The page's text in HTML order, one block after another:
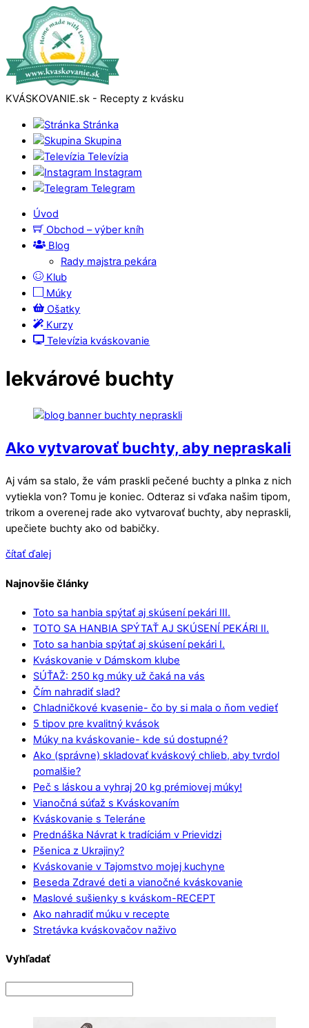
KVÁSKOVANIE.sk - Recepty z kvásku
Stránka
Skupina
Televízia
Instagram
Telegram
Úvod
Obchod – výber kníh
Blog
Rady majstra pekára
Klub
Múky
Ošatky
Kurzy
Televízia kváskovanie
lekvárové buchty
Ako vytvarovať buchty, aby nepraskali
Aj vám sa stalo, že vám praskli pečené buchty a plnka z nich
vytiekla von? Tomu je koniec. Odteraz si vďaka našim tipom,
trikom a overenej rade ako vytvarovať buchty, aby nepraskli,
upečiete buchty ako od babičky.
čítať ďalej
Najnovšie články
Toto sa hanbia spýtať aj skúsení pekári III.
TOTO SA HANBIA SPÝTAŤ AJ SKÚSENÍ PEKÁRI II.
Toto sa hanbia spýtať aj skúsení pekári I.
Kváskovanie v Dámskom klube
SÚŤAŽ: 250 kg múky už čaká na vás
Čím nahradiť slad?
Chladničkové kvasenie- čo by si mala o ňom vedieť
5 tipov pre kvalitný kvások
Múky na kváskovanie- kde sú dostupné?
Ako (správne) skladovať kváskový chlieb, aby tvrdol
pomalšie?
Peč s láskou a vyhraj 20 kg prémiovej múky!
Vianočná súťaž s Kváskovaním
Kváskovanie s Teleráne
Prednáška Návrat k tradíciám v Prievidzi
Pšenica z Ukrajiny?
Kváskovanie v Tajomstvo mojej kuchyne
Beseda Zdravé deti a vianočné kváskovanie
Maslové sušienky s kváskom-RECEPT
Ako nahradiť múku v recepte
Stretávka kváskovačov naživo
Vyhľadať